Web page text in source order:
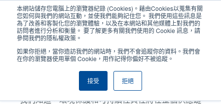
本網站儲存您電腦上的瀏覽器紀錄 (Cookies)。藉由Cookies以蒐集有關
您如何與我們的網站互動，並使我們能夠記住您。 我們使用這些訊息是
為了改善和客製化您的瀏覽體驗，以及在本網站和其他媒體上對我們的
訪問者進行分析和衡量。 要了解更多有關我們使用的 Cookie 訊息，請
參閱我們的隱私權政策。
如果你拒絕，當你造訪我們的網站時，我們不會追蹤你的資料。我們會
在你的瀏覽器使用單個 Cookie，用作記得你偏好不被追蹤。
接受 拒絕
User
menu
User
Header
無底紙印表機
我們知道，環境保護和可持續性責任將在整個供應鏈